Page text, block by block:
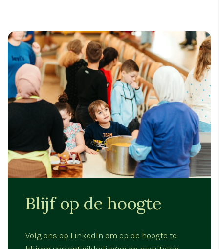
Blijf op de hoogte
Volg ons op LinkedIn om op de hoogte te